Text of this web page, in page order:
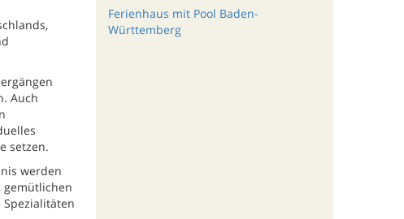
Auch
setzen.
werden
gemütlichen
Ferienhaus mit Pool Baden-
Württemberg